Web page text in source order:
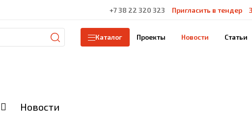
+7 38 22 320 323 Пригласить в тендер
Каталог Проекты Новости Статьи
Новости